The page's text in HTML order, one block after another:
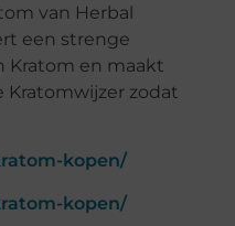
van Herbal
een strenge
Kratom en maakt
zodat
kopen/
kopen/